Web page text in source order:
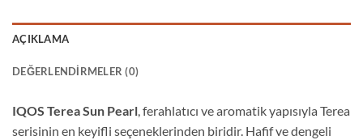
AÇIKLAMA
DEĞERLENDIRMELER (0)
IQOS Terea Sun Pearl, ferahlatıcı ve aromatik yapısıyla Terea
serisinin en keyifli seçeneklerinden biridir. Hafif ve dengeli